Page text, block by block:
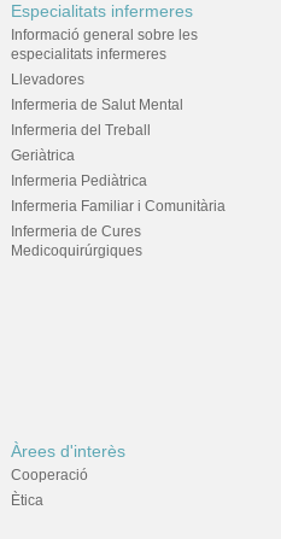
Especialitats infermeres
Informació general sobre les
especialitats infermeres
Llevadores
Infermeria de Salut Mental
Infermeria del Treball
Geriàtrica
Infermeria Pediàtrica
Infermeria Familiar i Comunitària
Infermeria de Cures
Medicoquirúrgiques
Àrees d'interès
Cooperació
Ètica